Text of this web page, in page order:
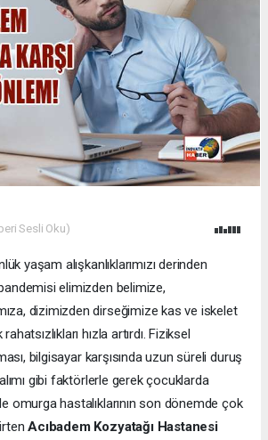
Sesli Oku)
yaşam alışkanlıklarımızı derinden
elimizden belimize,
dizimizden dirseğimize kas ve iskelet
hızla artırdı. Fiziksel
bilgisayar karşısında uzun süreli duruş
gibi faktörlerle gerek çocuklarda
omurga hastalıklarının son dönemde çok
Acıbadem Kozyatağı Hastanesi